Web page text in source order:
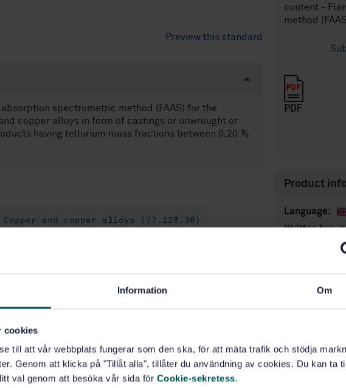
Information Om
cookies
till att vår webbplats fungerar som den ska, för att mäta trafik och stödja
Genom att klicka på "Tillåt alla", tillåter du användning av cookies. Du kan ta
val genom att besöka vår sida för Cookie-sekretess.
Preview this standard
spectrometric method (FAAS) for the
copper alloys in form of castings or unwrought or
having tellurium mass fractions between 0,20 %
Copper and copper alloys (77.120.30)
content -
method
PDF
Product
Language:
Written by:
International
Within the